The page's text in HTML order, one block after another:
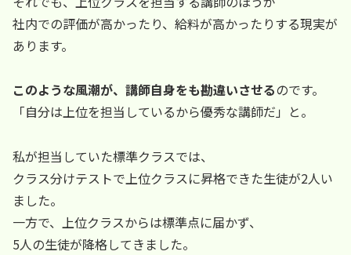
社内での評価が高かったり、給料が高かったりする現実が
あります。
このような風潮が、講師自身をも勘違いさせるのです。
「自分は上位を担当しているから優秀な講師だ」と。
私が担当していた標準クラスでは、
クラス分けテストで上位クラスに昇格できた生徒が2人い
ました。
一方で、上位クラスからは標準点に届かず、
5人の生徒が降格してきました。